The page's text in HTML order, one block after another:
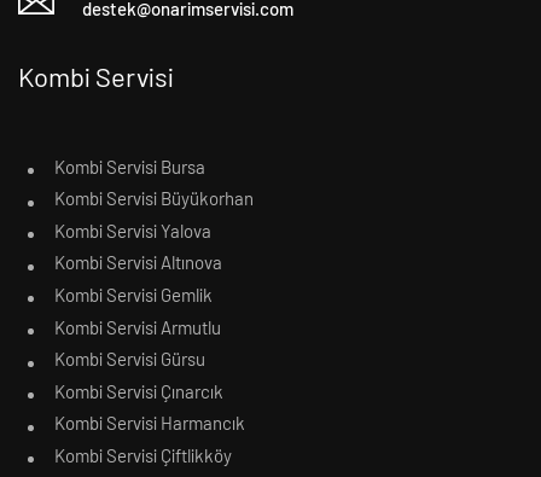
destek@onarimservisi.com
Kombi Servisi
Kombi Servisi Bursa
Kombi Servisi Büyükorhan
Kombi Servisi Yalova
Kombi Servisi Altınova
Kombi Servisi Gemlik
Kombi Servisi Armutlu
Kombi Servisi Gürsu
Kombi Servisi Çınarcık
Kombi Servisi Harmancık
Kombi Servisi Çiftlikköy